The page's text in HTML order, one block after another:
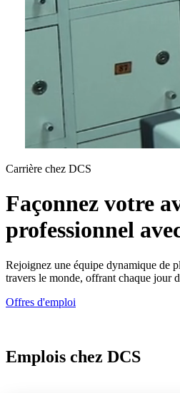
Carrière chez DCS
Façonnez votre
professionnel
Rejoignez une équipe dynamique de
travers le monde, offrant chaque jour
Offres d'emploi
Emplois chez DCS